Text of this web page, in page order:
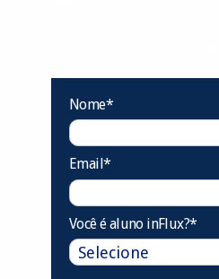
Nome*
Email*
Você é aluno inFlux?*